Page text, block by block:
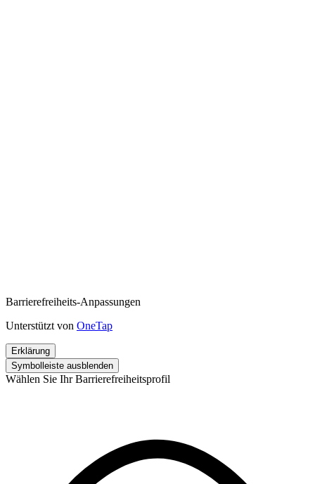
Barrierefreiheits-Anpassungen
Unterstützt von OneTap
Erklärung
Symbolleiste ausblenden
Wählen Sie Ihr Barrierefreiheitsprofil